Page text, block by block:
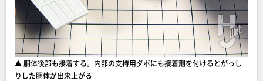
▲ 胴体後部も接着する。内部の支持用ダボにも接着剤を付けるとがっし
りした胴体が出来上がる